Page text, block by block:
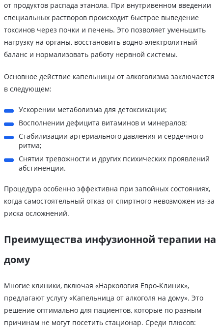
от продуктов распада этанола. При внутривенном введении
специальных растворов происходит быстрое выведение
токсинов через почки и печень. Это позволяет уменьшить
нагрузку на органы, восстановить водно-электролитный
баланс и нормализовать работу нервной системы.
Основное действие капельницы от алкоголизма заключается
в следующем:
Ускорении метаболизма для детоксикации;
Восполнении дефицита витаминов и минералов;
Стабилизации артериального давления и сердечного
ритма;
Снятии тревожности и других психических проявлений
абстиненции.
Процедура особенно эффективна при запойных состояниях,
когда самостоятельный отказ от спиртного невозможен из-за
риска осложнений.
Преимущества инфузионной терапии на
дому
Многие клиники, включая «Наркология Евро-Клиник»,
предлагают услугу «Капельница от алкоголя на дому». Это
решение оптимально для пациентов, которые по разным
причинам не могут посетить стационар. Среди плюсов: